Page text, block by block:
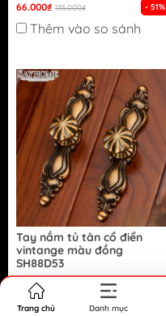
66.000₫ 135.000₫ - 51%
Thêm vào so sánh
Tay nắm tủ tân cổ điển
vintange màu đồng
SH88D53
86.000₫
Thêm vào so sánh
Trang chủ Danh mục